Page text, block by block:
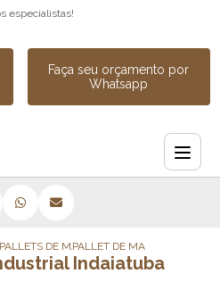
especialistas!
Faça seu orçamento por
Whatsapp
PALLETS DE MADEIRA DESCARTAVEL
PALLET DE MADEIRA
Indaiatuba